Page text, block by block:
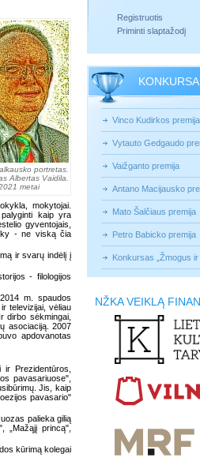
portretas.
Albertas Vaidila.
metai
mokytojai.
kaip yra
gyventojais,
- ne viską čia
ir svarų indėlį į
- filologijos
m. spaudos
televizijai, vėliau
dirbo sėkmingai,
asociaciją. 2007
apdovanotas
Prezidentūros,
pavasariuose",
Jis, kaip
pavasario"
palieka gilią
„Mažąjį princą",
kūrimą kolegai
Registruotis
Priminti slaptažodį
Vinco Kudirkos premija
Vytauto Gedgaudo
Vaižganto premija
Antano Macijausko
Mato Šalčiaus premija
Petro Babicko premija
Konkursas „Žmogus ir
NŽKA VEIKLĄ